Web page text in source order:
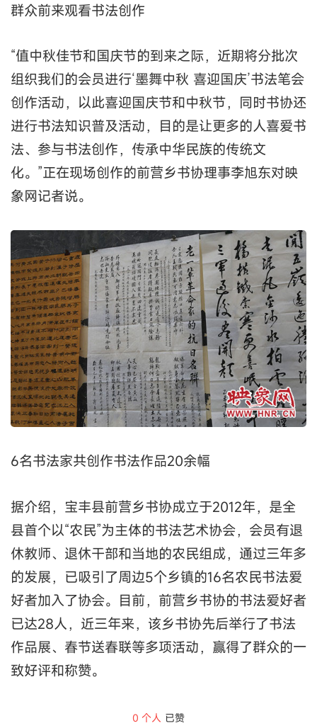
群众前来观看书法创作
“值中秋佳节和国庆节的到来之际，近期将分批次
组织我们的会员进行‘墨舞中秋 喜迎国庆’书法笔会
创作活动，以此喜迎国庆节和中秋节，同时书协还
进行书法知识普及活动，目的是让更多的人喜爱书
法、参与书法创作，传承中华民族的传统文
化。”正在现场创作的前营乡书协理事李旭东对映
象网记者说。
6名书法家共创作书法作品20余幅
据介绍，宝丰县前营乡书协成立于2012年，是全
县首个以“农民”为主体的书法艺术协会，会员有退
休教师、退休干部和当地的农民组成，通过三年多
的发展，已吸引了周边5个乡镇的16名农民书法爱
好者加入了协会。目前，前营乡书协的书法爱好者
已达28人，近三年来，该乡书协先后举行了书法
作品展、春节送春联等多项活动，赢得了群众的一
致好评和称赞。
0 个人 已赞